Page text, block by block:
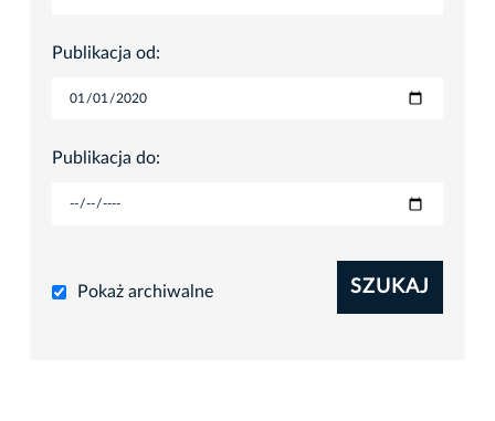
Publikacja od:
Publikacja do:
Pokaż archiwalne SZUKAJ